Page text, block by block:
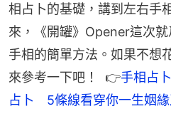
相占卜的基礎，講到左右手
來，《開罐》Opener這次
手相的簡單方法。如果不想
來參考一下吧！  👉手相占
占卜　5條線看穿你一生姻